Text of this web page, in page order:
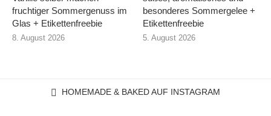
fruchtiger Sommergenuss im
Glas + Etikettenfreebie
8. August 2026
besonderes Sommergelee +
Etikettenfreebie
5. August 2026
HOMEMADE & BAKED AUF INSTAGRAM